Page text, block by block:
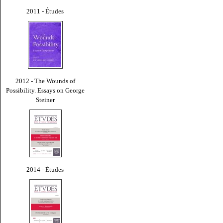
2011 - Études
2012 - The Wounds of
Possibility. Essays on George
Steiner
2014 - Études